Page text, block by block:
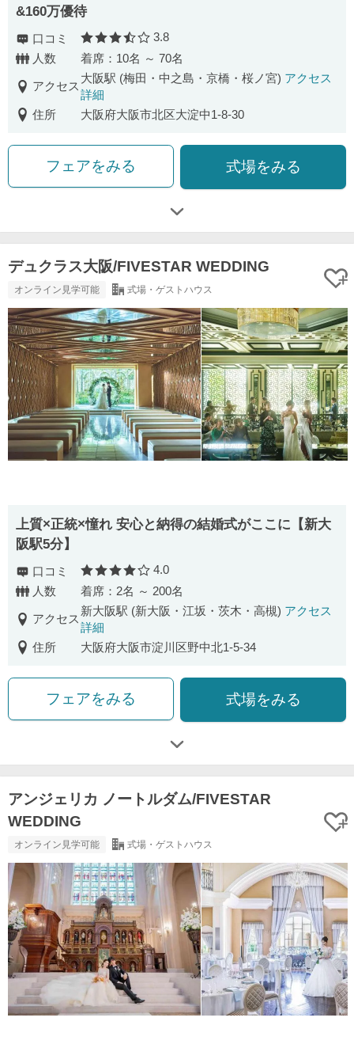
&160万優待
口コミ 口コミ評価
3.8
人数
着席：10名 ～ 70名
アクセス
大阪駅 (梅田・中之島・京橋・桜ノ宮) アクセス
詳細
住所
大阪府大阪市北区大淀中1-8-30
フェアをみる 式場をみる
デュクラス大阪/FIVESTAR WEDDING
オンライン見学可能 式場・ゲストハウス
上質×正統×憧れ 安心と納得の結婚式がここに【新大
阪駅5分】
口コミ 口コミ評価
4.0
人数
着席：2名 ～ 200名
アクセス
新大阪駅 (新大阪・江坂・茨木・高槻) アクセス
詳細
住所
大阪府大阪市淀川区野中北1-5-34
フェアをみる 式場をみる
アンジェリカ ノートルダム/FIVESTAR
WEDDING
オンライン見学可能 式場・ゲストハウス